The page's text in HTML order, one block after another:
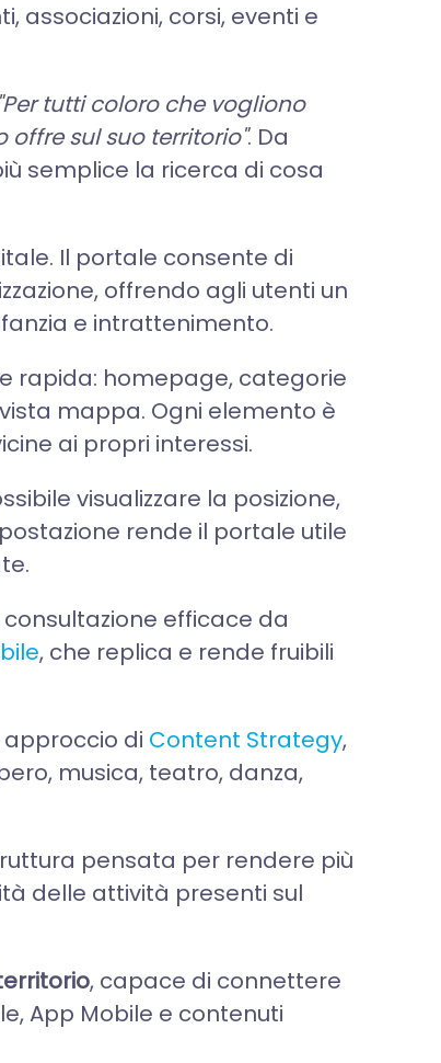
associazioni, corsi, eventi e
"Per tutti coloro che vogliono
offre sul suo territorio". Da
semplice la ricerca di cosa
Il portale consente di
offrendo agli utenti un
e intrattenimento.
rapida: homepage, categorie
mappa. Ogni elemento è
ai propri interessi.
visualizzare la posizione,
rende il portale utile
efficace da
, che replica e rende fruibili
di Content Strategy,
musica, teatro, danza,
pensata per rendere più
delle attività presenti sul
, capace di connettere
App Mobile e contenuti